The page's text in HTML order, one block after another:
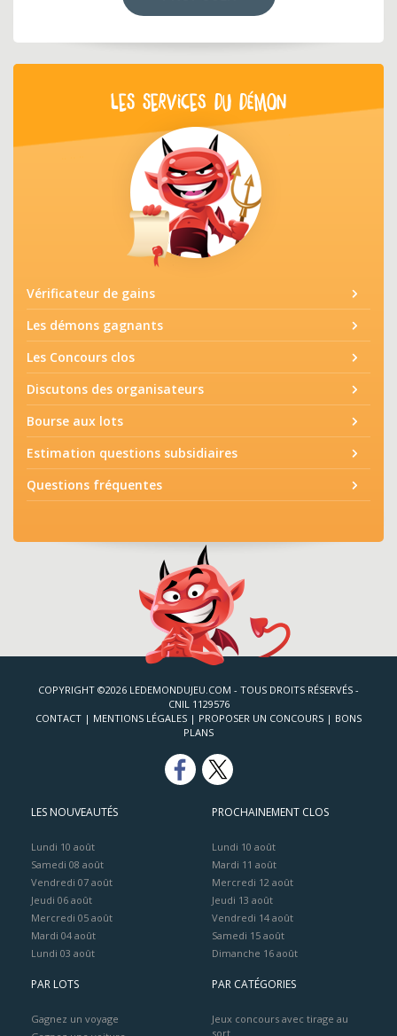
LES SERVICES DU DÉMON
Vérificateur de gains
Les démons gagnants
Les Concours clos
Discutons des organisateurs
Bourse aux lots
Estimation questions subsidiaires
Questions fréquentes
COPYRIGHT ©2026 LEDEMONDUJEU.COM - TOUS DROITS RÉSERVÉS -
CNIL 1129576
CONTACT | MENTIONS LÉGALES | PROPOSER UN CONCOURS | BONS
PLANS
LES NOUVEAUTÉS
Lundi 10 août
Samedi 08 août
Vendredi 07 août
Jeudi 06 août
Mercredi 05 août
Mardi 04 août
Lundi 03 août
PROCHAINEMENT CLOS
Lundi 10 août
Mardi 11 août
Mercredi 12 août
Jeudi 13 août
Vendredi 14 août
Samedi 15 août
Dimanche 16 août
PAR LOTS
Gagnez un voyage
PAR CATÉGORIES
Jeux concours avec tirage au
sort